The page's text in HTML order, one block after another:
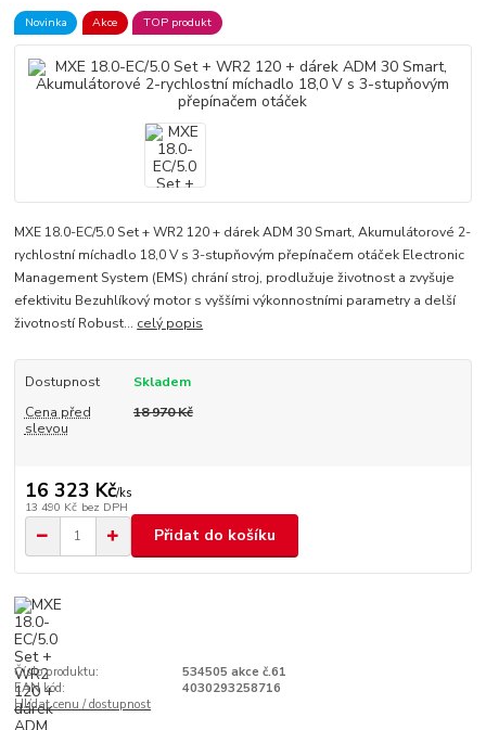
Novinka Akce TOP produkt
MXE 18.0-EC/5.0 Set + WR2 120 + dárek ADM 30 Smart, Akumulátorové 2-
rychlostní míchadlo 18,0 V s 3-stupňovým přepínačem otáček Electronic
Management System (EMS) chrání stroj, prodlužuje životnost a zvyšuje
efektivitu Bezuhlíkový motor s vyššími výkonnostními parametry a delší
životností Robust... celý popis
Dostupnost
Skladem
Cena před
slevou
18 970 Kč
16 323 Kč/ks
13 490 Kč bez DPH
Přidat do košíku
Číslo produktu:
534505 akce č.61
EAN kód:
4030293258716
Hlídat cenu / dostupnost